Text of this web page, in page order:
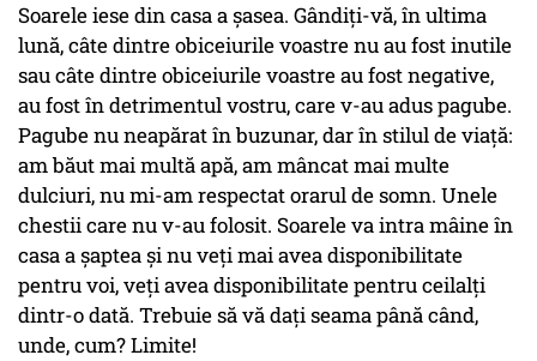
Soarele iese din casa a șasea. Gândiți-vă, în ultima
lună, câte dintre obiceiurile voastre nu au fost inutile
sau câte dintre obiceiurile voastre au fost negative,
au fost în detrimentul vostru, care v-au adus pagube.
Pagube nu neapărat în buzunar, dar în stilul de viață:
am băut mai multă apă, am mâncat mai multe
dulciuri, nu mi-am respectat orarul de somn. Unele
chestii care nu v-au folosit. Soarele va intra mâine în
casa a șaptea și nu veți mai avea disponibilitate
pentru voi, veți avea disponibilitate pentru ceilalți
dintr-o dată. Trebuie să vă dați seama până când,
unde, cum? Limite!